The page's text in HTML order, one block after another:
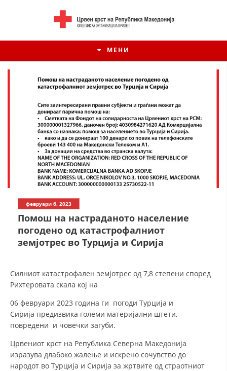
МЕНИ
ИСТОРИЈАТ НА ДВИЖЕЊЕТО
СТРУКТУРА НА ОРГАНИЗАЦИЈАТА
КОНТАКТ ИНФОРМАЦИИ
ЗАКОН ЗА ЦКРМ
СТАТУТ НА ЦКРМ
февруари 6, 2023
Помош на настраданото население
погодено од катастрофалниот
земјотрес во Турција и Сирија
Силниот катастрофален земјотрес од 7,8 степени според
Рихтеровата скала кој на
06 февруари 2023 година ги погоди Турција и
Сирија предизвика големи материјални штети,
повредени и човечки загуби.
Црвениот крст на Република Северна Македонија
изразува длабоко жалење и искрено сочувство до
народот во Турција и Сирија за жртвите од страотниот